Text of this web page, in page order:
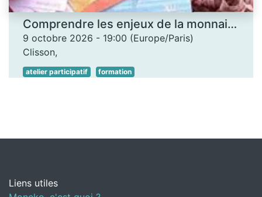
Comprendre les enjeux de la monnaie locale - Les Ateliers des savoirs
9 octobre 2026 - 19:00 (Europe/Paris)
Clisson,
atelier participatif formation
Liens utiles